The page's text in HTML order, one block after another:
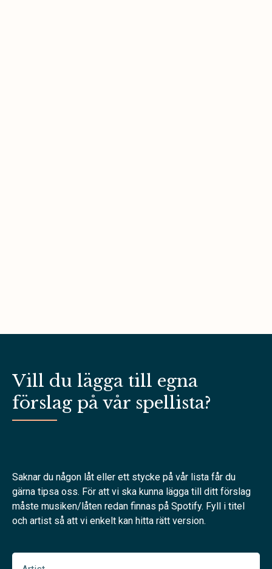
Vill du lägga till egna
förslag på vår spellista?
Saknar du någon låt eller ett stycke på vår lista får du
gärna tipsa oss. För att vi ska kunna lägga till ditt förslag
måste musiken/låten redan finnas på Spotify. Fyll i titel
och artist så att vi enkelt kan hitta rätt version.